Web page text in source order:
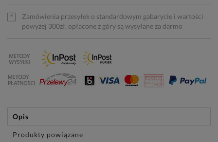
Zamówienia przesyłek o standardowym gabarycie i wartości
powyżej 300zł, opłacone z góry są wysyłane za darmo
Opis
Produkty powiązane